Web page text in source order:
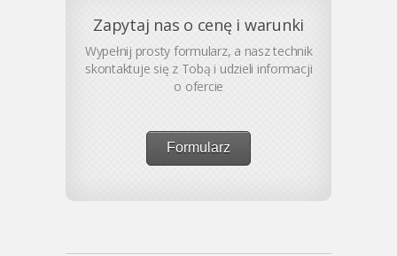
Zapytaj nas o cenę i warunki
Wypełnij prosty formularz, a nasz technik
skontaktuje się z Tobą i udzieli informacji
o ofercie
Formularz